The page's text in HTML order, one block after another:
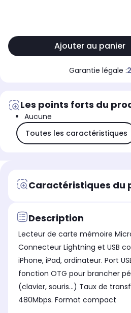
Ajouter au panier
Garantie légale :
Les points forts du
Aucune
Toutes les caractéristiques
Caractéristiques du
Description
Lecteur de carte mémoire
Connecteur Lightning et USB
iPhone, iPad, ordinateur. Port
fonction OTG pour brancher
(clavier, souris...) Taux de
480Mbps. Format compact